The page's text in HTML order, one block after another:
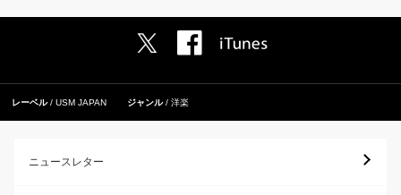
レーベル USM JAPAN ジャンル 洋楽
ニュースレター